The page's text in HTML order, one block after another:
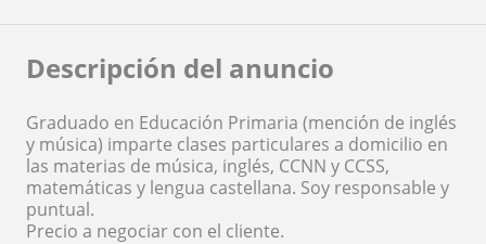
Descripción del anuncio
Graduado en Educación Primaria (mención de inglés
y música) imparte clases particulares a domicilio en
las materias de música, inglés, CCNN y CCSS,
matemáticas y lengua castellana. Soy responsable y
puntual.
Precio a negociar con el cliente.